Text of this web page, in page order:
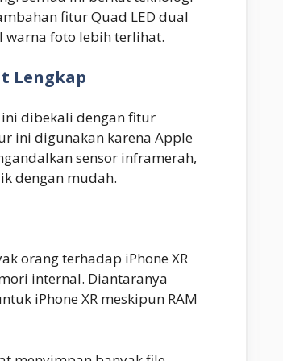
fitur Quad LED dual
warna foto lebih terlihat.
Lengkap
ini dibekali dengan fitur
ini digunakan karena Apple
sensor inframerah,
dengan mudah.
orang terhadap iPhone XR
internal. Diantaranya
iPhone XR meskipun RAM